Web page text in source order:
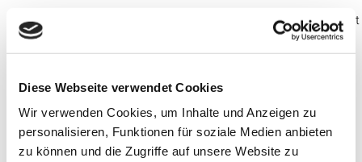
Diese Webseite verwendet Cookies
Wir verwenden Cookies, um Inhalte und Anzeigen zu
personalisieren, Funktionen für soziale Medien anbieten
zu können und die Zugriffe auf unsere Website zu
Der Gutscheinbetrag kann auf mehrere Dienstleistungen verteilt
werden.
Der Gutschein ist nur in "papierform" erhältlich.
Die glückliche Person muss den Gutschein einfach beim
nächsten Besuch mitnehmen.